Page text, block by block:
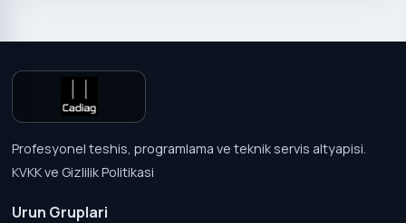
Profesyonel teshis, programlama ve teknik servis altyapisi.
KVKK ve Gizlilik Politikasi
Urun Gruplari